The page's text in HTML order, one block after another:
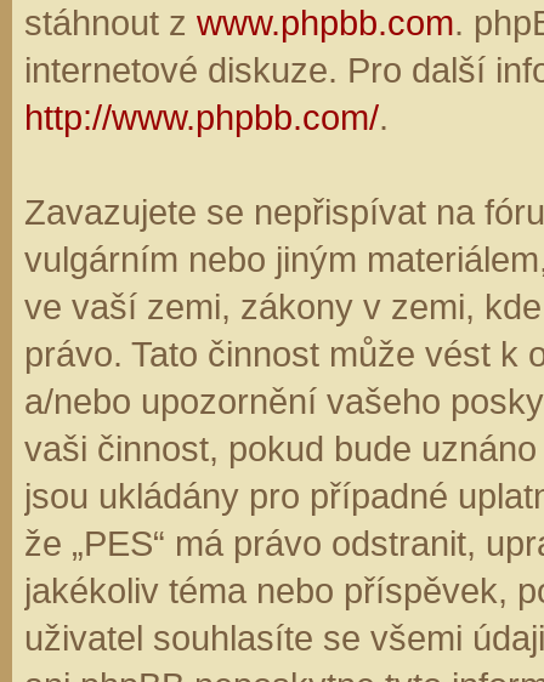
stáhnout z www.phpbb.com.
internetové diskuze. Pro další
http://www.phpbb.com/.
Zavazujete se nepřispívat na
vulgárním nebo jiným
ve vaší zemi, zákony v zemi,
právo. Tato činnost může vést k
a/nebo upozornění vašeho
vaši činnost, pokud bude
jsou ukládány pro případné
že „PES“ má právo odstranit,
jakékoliv téma nebo příspěvek,
uživatel souhlasíte se všemi